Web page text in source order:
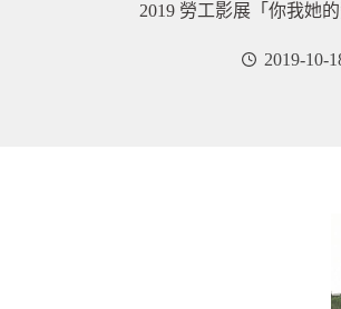
2019 勞工影展「你我她
2019-10-